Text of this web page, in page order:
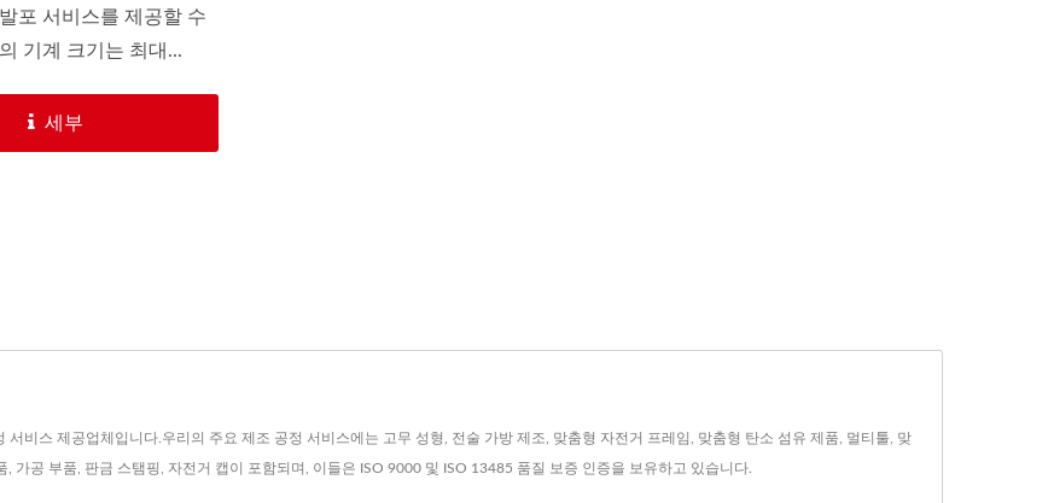
포 서비스를 제공할 수
기계 크기는 최대...
세부
서비스 제공업체입니다.우리의 주요 제조 공정 서비스에는 고무 성형, 전술 가방 제조, 맞춤형 자전거 프레임, 맞춤형 탄소 섬유 제품, 멀티툴, 맞
가공 부품, 판금 스탬핑, 자전거 캡이 포함되며, 이들은 ISO 9000 및 ISO 13485 품질 보증 인증을 보유하고 있습니다.